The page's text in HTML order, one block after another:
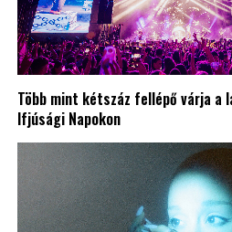
Több mint kétszáz fellépő várja a
Ifjúsági Napokon